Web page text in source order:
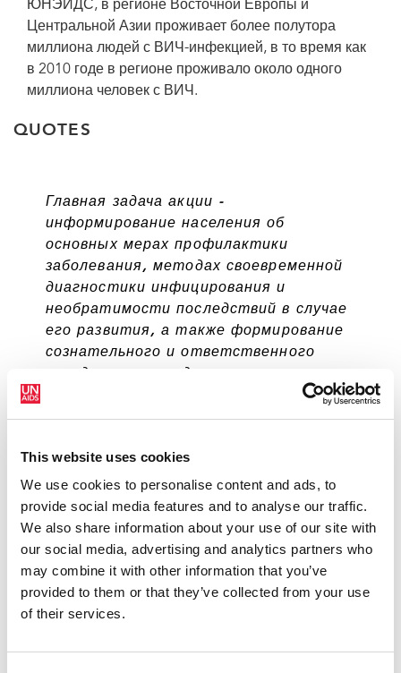
This website uses cookies
We use cookies to personalise content and ads, to
provide social media features and to analyse our traffic.
We also share information about your use of our site with
our social media, advertising and analytics partners who
may combine it with other information that you’ve
provided to them or that they’ve collected from your use
of their services.
ЮНЭЙДС, в регионе Восточной Европы и
Центральной Азии проживает более полутора
миллиона людей с ВИЧ-инфекцией, в то время как
в 2010 годе в регионе проживало около одного
миллиона человек с ВИЧ.
QUOTES
Главная задача акции -
информирование населения об
основных мерах профилактики
заболевания, методах своевременной
диагностики инфицирования и
необратимости последствий в случае
его развития, а также формирование
сознательного и ответственного
АКЦИИ #СТОПВИЧСПИД, ГЛАВА ФОНДА
Благодаря проведению мер
профилактики, по предварительным
данным 2016 года, число детей,
рожденных здоровыми от ВИЧ-
98,2%, т.е. только 1,8% рождаются